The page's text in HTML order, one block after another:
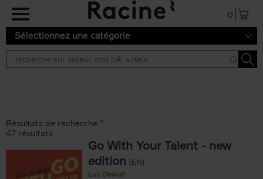
Aller au contenu principal
0
Sélectionnez une catégorie
Résultats de recherche ''
47 résultats
Go With Your Talent - new
edition (EN)
Luk Dewulf